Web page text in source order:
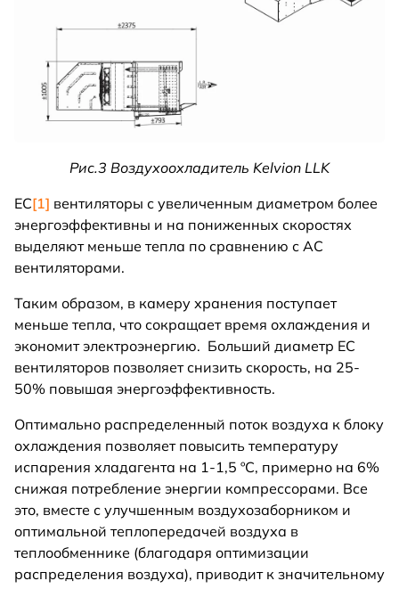
Рис.3 Воздухоохладитель Kelvion LLK
EC[1] вентиляторы с увеличенным диаметром более
энергоэффективны и на пониженных скоростях
выделяют меньше тепла по сравнению с AC
вентиляторами.
Таким образом, в камеру хранения поступает
меньше тепла, что сокращает время охлаждения и
экономит электроэнергию. Больший диаметр ЕС
вентиляторов позволяет снизить скорость, на 25-
50% повышая энергоэффективность.
Оптимально распределенный поток воздуха к блоку
охлаждения позволяет повысить температуру
испарения хладагента на 1-1,5 ºC, примерно на 6%
снижая потребление энергии компрессорами. Все
это, вместе с улучшенным воздухозаборником и
оптимальной теплопередачей воздуха в
теплообменнике (благодаря оптимизации
распределения воздуха), приводит к значительному